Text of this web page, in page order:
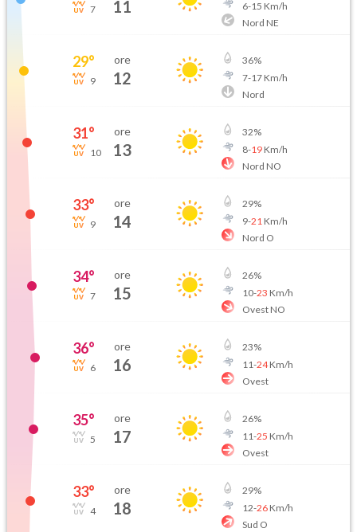
7 11 6-15 Km/h
Nord NE
29°
9
ore
12
36%
7-17Km/h
Nord
31°
10
ore
13
32%
8-19Km/h
Nord NO
33°
9
ore
14
29%
9-21 Km/h
Nord O
34°
7
ore
15
26%
10-23 Km/h
Ovest NO
36°
6
ore
16
23%
11-24Km/h
Ovest
35°
5
ore
17
26%
11-25 Km/h
Ovest
33°
4
ore
18
29%
12-26Km/h
Sud O